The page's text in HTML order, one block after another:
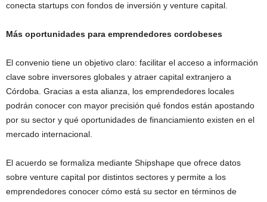
conecta startups con fondos de inversión y venture capital.
Más oportunidades para emprendedores cordobeses
El convenio tiene un objetivo claro: facilitar el acceso a información
clave sobre inversores globales y atraer capital extranjero a
Córdoba. Gracias a esta alianza, los emprendedores locales
podrán conocer con mayor precisión qué fondos están apostando
por su sector y qué oportunidades de financiamiento existen en el
mercado internacional.
El acuerdo se formaliza mediante Shipshape que ofrece datos
sobre venture capital por distintos sectores y permite a los
emprendedores conocer cómo está su sector en términos de